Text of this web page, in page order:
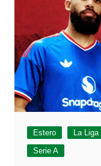
Estero La Liga
Serie A